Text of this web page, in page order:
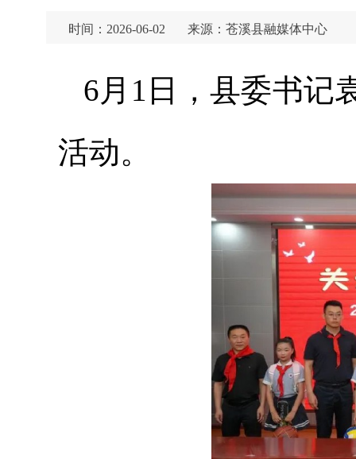
时间：2026-06-02 来源：苍溪县融媒体中心
6月1日，县委书记
活动。